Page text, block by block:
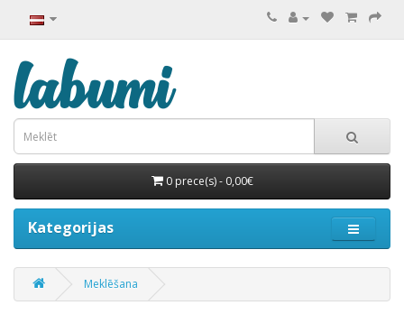
0 prece(s) - 0,00€
Kategorijas
Meklēšana